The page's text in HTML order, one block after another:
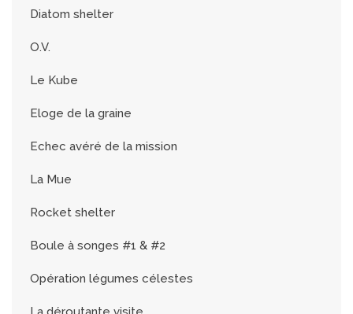
Diatom shelter
O.V.
Le Kube
Eloge de la graine
Echec avéré de la mission
La Mue
Rocket shelter
Boule à songes #1 & #2
Opération légumes célestes